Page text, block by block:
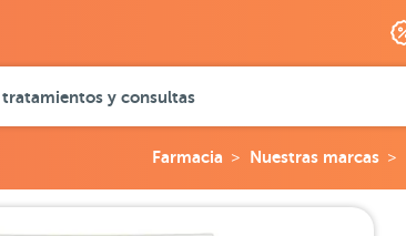
y consultas
Farmacia Nuestras marcas